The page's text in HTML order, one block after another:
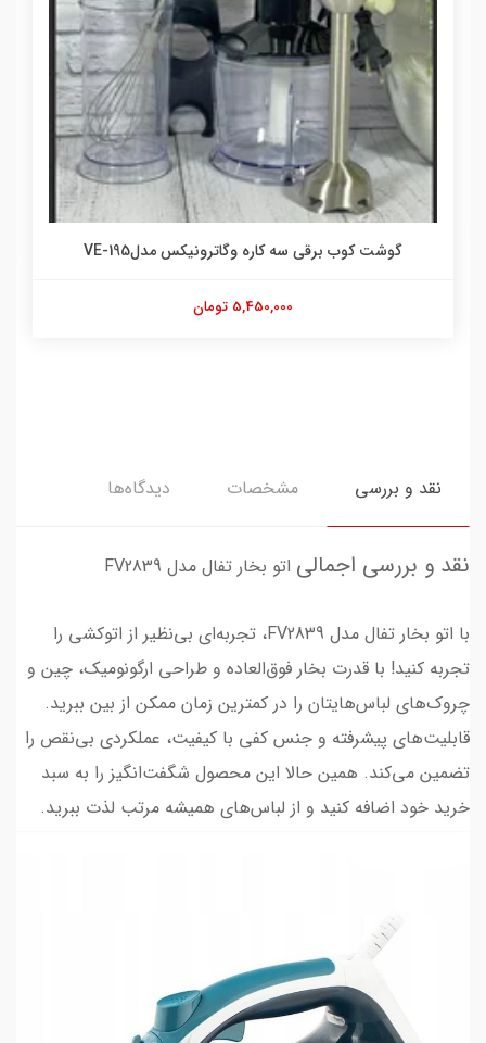
گوشت کوب برقی سه کاره وگاترونیکس مدلVE-195
5,450,000 تومان
نقد و بررسی مشخصات دیدگاه‌ها
نقد و بررسی اجمالی اتو بخار تفال مدل FV2839
با اتو بخار تفال مدل FV2839، تجربه‌ای بی‌نظیر از اتوکشی را
تجربه کنید! با قدرت بخار فوق‌العاده و طراحی ارگونومیک، چین و
چروک‌های لباس‌هایتان را در کمترین زمان ممکن از بین ببرید.
قابلیت‌های پیشرفته و جنس کفی با کیفیت، عملکردی بی‌نقص را
تضمین می‌کند. همین حالا این محصول شگفت‌انگیز را به سبد
خرید خود اضافه کنید و از لباس‌های همیشه مرتب لذت ببرید.